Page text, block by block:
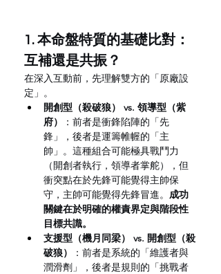
1. 本命盤特質的基礎比對：
互補還是共振？
在深入互動前，先理解雙方的「原廠設
定」。
開創型（殺破狼） vs. 領導型（紫
府）
：前者是衝鋒陷陣的「先
鋒」，後者是運籌帷幄的「主
帥」。這種組合可能極具戰鬥力
（開創者執行，領導者掌舵），但
衝突點在於先鋒可能覺得主帥保
守，主帥可能覺得先鋒冒進。 成功
關鍵在於明確的權責界定與階段性
目標共識。
支援型（機月同梁） vs. 開創型（殺
破狼）
：前者是系統的「維護者與
潤滑劑」，後者是規則的「挑戰者